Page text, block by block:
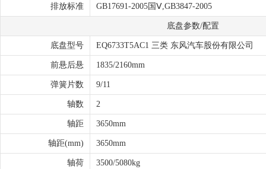
排放标准 GB17691-2005国Ⅴ,GB3847-2005
底盘参数/配置
底盘型号 EQ6733T5AC1 三类 东风汽车股份有限公司
前悬后悬 1835/2160mm
弹簧片数 9/11
轴数 2
轴距 3650mm
轴距(mm) 3650mm
轴荷 3500/5080kg